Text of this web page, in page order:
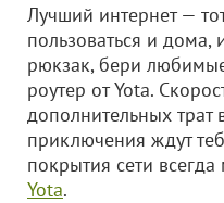
Лучший интернет —
пользоваться и дома,
рюкзак, бери
роутер от Yota.
дополнительных трат
приключения ждут
покрытия сети
Yota.